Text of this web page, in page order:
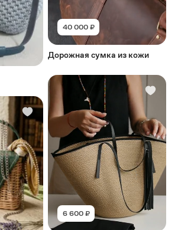
40 000 ₽
Дорожная сумка из кожи
6 600 ₽